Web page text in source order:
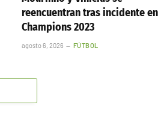
reencuentran tras incidente en
Champions 2023
agosto 6, 2026 FÚTBOL